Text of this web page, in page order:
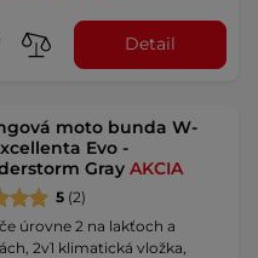
Detail
moto bunda W-
Evo -
GrayAKCIA
5 (2)
úrovne 2 na lakťoch a
2v1 klimatická vložka,